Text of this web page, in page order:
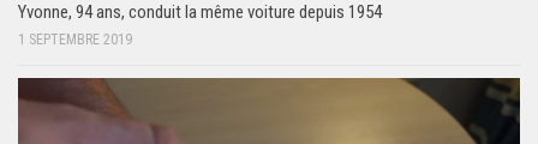
Yvonne, 94 ans, conduit la même voiture depuis 1954
1 SEPTEMBRE 2019